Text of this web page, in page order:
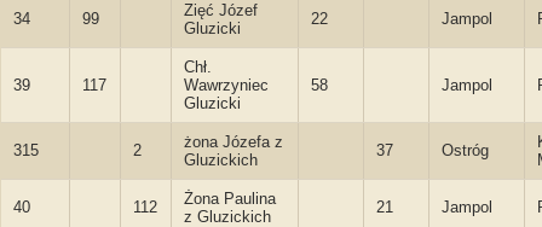
34 99
Zięć Józef
Gluzicki
22 Jampol
39 117
Chł.
Wawrzyniec
Gluzicki
58 Jampol
315 2
żona Józefa z
Gluzickich
37 Ostróg
40 112
Żona Paulina
z Gluzickich
21 Jampol